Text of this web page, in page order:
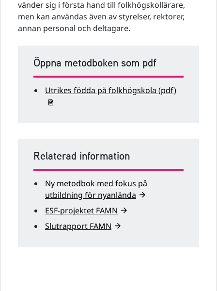
vänder sig i första hand till folkhögskollärare,
men kan användas även av styrelser, rektorer,
annan personal och deltagare.
Öppna metodboken som pdf
Utrikes födda på folkhögskola (pdf)
Relaterad information
Ny metodbok med fokus på
utbildning för nyanlända
ESF-projektet FAMN
Slutrapport FAMN